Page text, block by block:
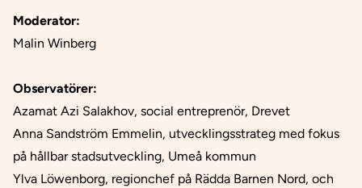
Moderator:
Malin Winberg
Observatörer:
Azamat Azi Salakhov, social entreprenör, Drevet
Anna Sandström Emmelin, utvecklingsstrateg med fokus
på hållbar stadsutveckling, Umeå kommun
Ylva Löwenborg, regionchef på Rädda Barnen Nord, och